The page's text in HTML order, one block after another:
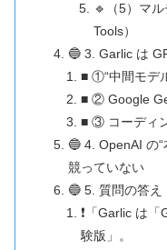
🔹（5）マ
Tools）
🔵 3. Garlic は
■ ①“中間モデ
■ ② Google
■ ③ コーディ
🔵 4. OpenAI の
競っていない
🔵 5. 質問の答え
❗「Garlic は
験版」。